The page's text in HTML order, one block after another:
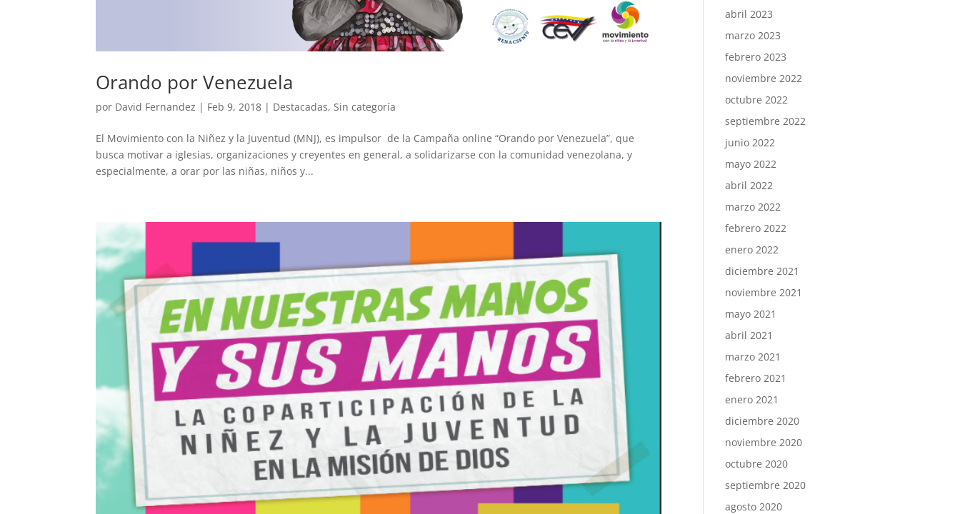
Orando por Venezuela
por David Fernandez | Feb 9, 2018 | Destacadas,Sin categoría
El Movimiento con la Niñez y la Juventud (MNJ), es impulsor de la Campaña online “Orando por Venezuela”, que
busca motivar a iglesias, organizaciones y creyentes en general, a solidarizarse con la comunidad venezolana, y
especialmente, a orar por las niñas, niños y...
abril 2023
marzo 2023
febrero 2023
noviembre 2022
octubre 2022
septiembre 2022
junio 2022
mayo 2022
abril 2022
marzo 2022
febrero 2022
enero 2022
diciembre 2021
noviembre 2021
mayo 2021
abril 2021
marzo 2021
febrero 2021
enero 2021
diciembre 2020
noviembre 2020
octubre 2020
septiembre 2020
agosto 2020